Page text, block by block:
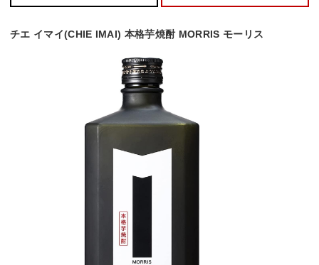
チエ イマイ(CHIE IMAI) 本格芋焼酎 MORRIS モーリス